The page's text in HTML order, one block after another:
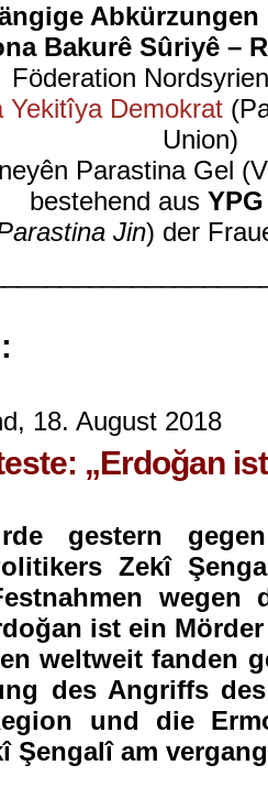
Bakurê Sûriyê –
Föderation
Yekitîya Demokrat
Union)
Parastina Gel
bestehend aus YPG
Jin) der
18. August 2018
„Erdoğan
gestern
Zekî
wegen
ist ein
weltweit fanden
des Angriffs
und die
Şengalî am